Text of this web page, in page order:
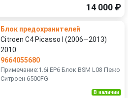
14 000 ₽
Блок предохранителей
Citroen C4 Picasso I (2006—2013)
2010
9664055680
Примечание:1.6i EP6 Блок BSM L08 Пежо
Ситроен 6500FG
В наличии